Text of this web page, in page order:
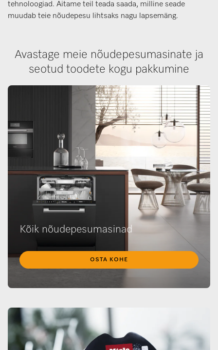
tehnoloogiad. Aitame teil teada saada, milline seade
muudab teie nõudepesu lihtsaks nagu lapsemäng.
Avastage meie nõudepesumasinate ja
seotud toodete kogu pakkumine
Kõik nõudepesumasinad
OSTA KOHE